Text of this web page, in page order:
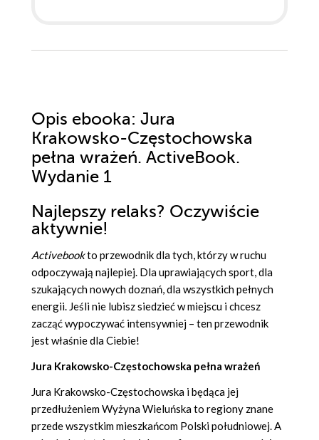
Opis ebooka: Jura
Krakowsko-Częstochowska
pełna wrażeń. ActiveBook.
Wydanie 1
Najlepszy relaks? Oczywiście
aktywnie!
Activebookto przewodnik dla tych, którzy w ruchu
odpoczywają najlepiej. Dla uprawiających sport, dla
szukających nowych doznań, dla wszystkich pełnych
energii. Jeśli nie lubisz siedzieć w miejscu i chcesz
zacząć wypoczywać intensywniej – ten przewodnik
jest właśnie dla Ciebie!
Jura Krakowsko-Częstochowska pełna wrażeń
Jura Krakowsko-Częstochowska i będąca jej
przedłużeniem Wyżyna Wieluńska to regiony znane
przede wszystkim mieszkańcom Polski południowej. A